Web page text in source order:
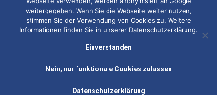
Männergesangverein Obersöchering zur Gestaltung
einer Sonntagsmesse nach München.
©2025 Männergesangverein Obersöchering e.V.
weitergegeben. Wenn Sie die Webseite weiter nutzen,
stimmen Sie der Verwendung von Cookies zu. Weitere
Informationen finden Sie in unserer Datenschutzerklärung.
Einverstanden
Nein, nur funktionale Cookies zulassen
Datenschutzerklärung